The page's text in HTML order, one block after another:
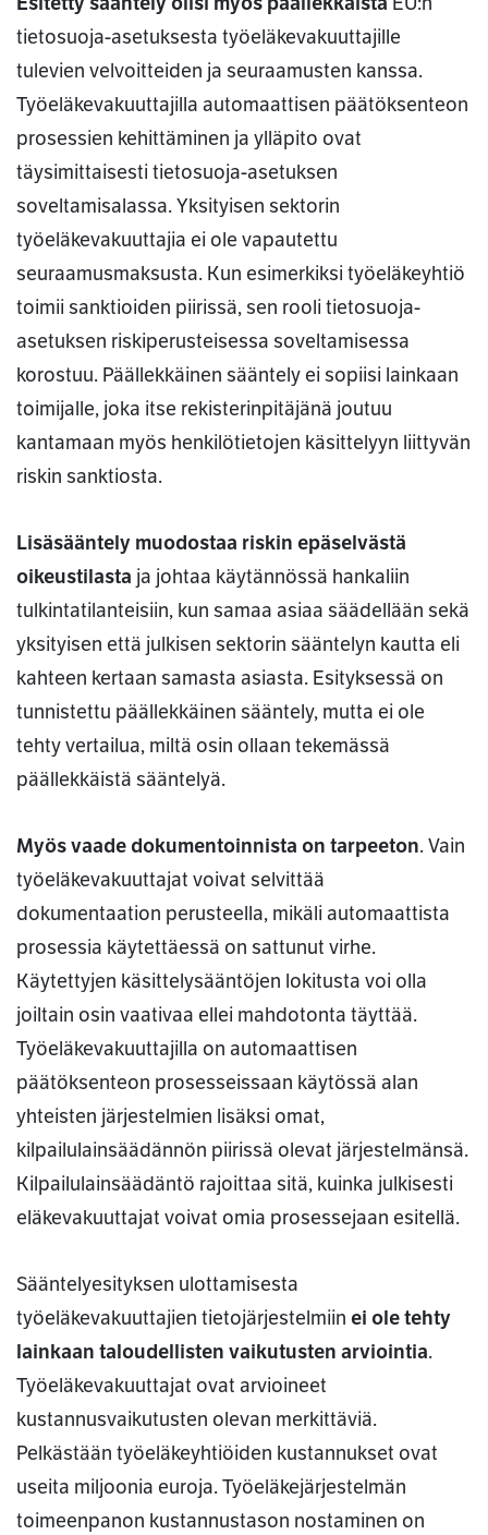
tietosuoja-asetuksesta työeläkevakuuttajille
tulevien velvoitteiden ja seuraamusten kanssa.
Työeläkevakuuttajilla automaattisen päätöksenteon
prosessien kehittäminen ja ylläpito ovat
täysimittaisesti tietosuoja-asetuksen
soveltamisalassa. Yksityisen sektorin
työeläkevakuuttajia ei ole vapautettu
seuraamusmaksusta. Kun esimerkiksi työeläkeyhtiö
toimii sanktioiden piirissä, sen rooli tietosuoja-
asetuksen riskiperusteisessa soveltamisessa
korostuu. Päällekkäinen sääntely ei sopiisi lainkaan
toimijalle, joka itse rekisterinpitäjänä joutuu
kantamaan myös henkilötietojen käsittelyyn liittyvän
riskin sanktiosta.
Lisäsääntely muodostaa riskin epäselvästä
oikeustilasta ja johtaa käytännössä hankaliin
tulkintatilanteisiin, kun samaa asiaa säädellään sekä
yksityisen että julkisen sektorin sääntelyn kautta eli
kahteen kertaan samasta asiasta. Esityksessä on
tunnistettu päällekkäinen sääntely, mutta ei ole
tehty vertailua, miltä osin ollaan tekemässä
päällekkäistä sääntelyä.
Myös vaade dokumentoinnista on tarpeeton. Vain
työeläkevakuuttajat voivat selvittää
dokumentaation perusteella, mikäli automaattista
prosessia käytettäessä on sattunut virhe.
Käytettyjen käsittelysääntöjen lokitusta voi olla
joiltain osin vaativaa ellei mahdotonta täyttää.
Työeläkevakuuttajilla on automaattisen
päätöksenteon prosesseissaan käytössä alan
yhteisten järjestelmien lisäksi omat,
kilpailulainsäädännön piirissä olevat järjestelmänsä.
Kilpailulainsäädäntö rajoittaa sitä, kuinka julkisesti
eläkevakuuttajat voivat omia prosessejaan esitellä.
Sääntelyesityksen ulottamisesta
työeläkevakuuttajien tietojärjestelmiin ei ole tehty
lainkaan taloudellisten vaikutusten arviointia.
Työeläkevakuuttajat ovat arvioineet
kustannusvaikutusten olevan merkittäviä.
Pelkästään työeläkeyhtiöiden kustannukset ovat
useita miljoonia euroja. Työeläkejärjestelmän
toimeenpanon kustannustason nostaminen on